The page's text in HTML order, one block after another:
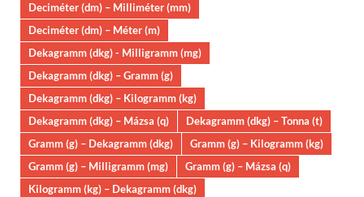
Deciméter (dm) – Milliméter (mm)
Deciméter (dm) – Méter (m)
Dekagramm (dkg) - Milligramm (mg)
Dekagramm (dkg) – Gramm (g)
Dekagramm (dkg) – Kilogramm (kg)
Dekagramm (dkg) – Mázsa (q)
Dekagramm (dkg) – Tonna (t)
Gramm (g) – Dekagramm (dkg)
Gramm (g) – Kilogramm (kg)
Gramm (g) – Milligramm (mg)
Gramm (g) – Mázsa (q)
Kilogramm (kg) – Dekagramm (dkg)